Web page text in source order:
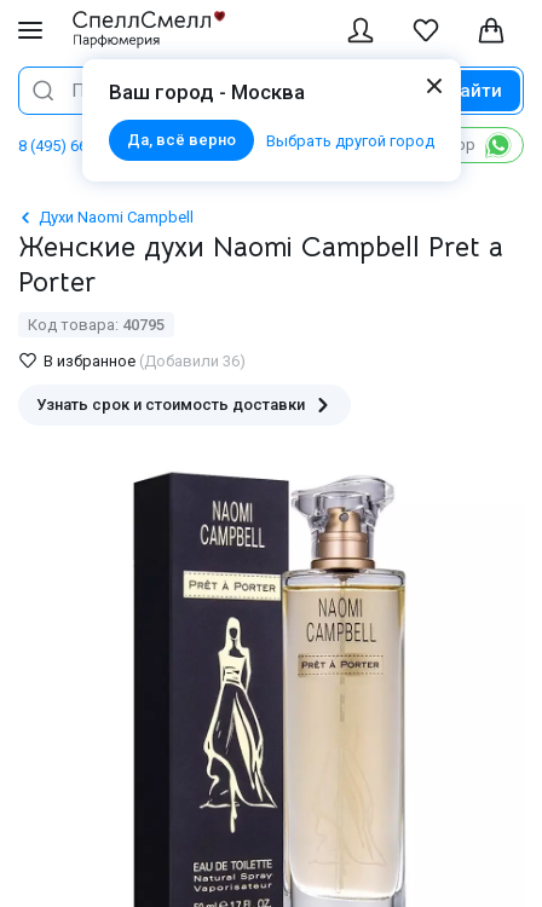
Ваш город - Москва
Да, всё верно Выбрать другой город
Поиск Найти
8 (495) 668 06 02 Написать в WhatsApp
Духи Naomi Campbell
Женские духи Naomi Campbell Pret a
Porter
Код товара: 40795
В избранное (Добавили 36)
Узнать срок и стоимость доставки